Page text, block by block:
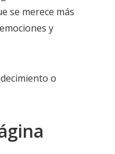
se merece más
y
o